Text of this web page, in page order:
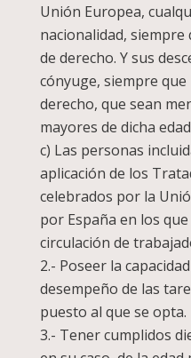
Unión Europea,
nacionalidad,
de derecho. Y sus
cónyuge, siempre
derecho, que sean
mayores de dicha
c) Las personas
aplicación de los
celebrados por la
por España en los
circulación de
2.- Poseer la
desempeño de las
puesto al que se opta.
3.- Tener cumplidos